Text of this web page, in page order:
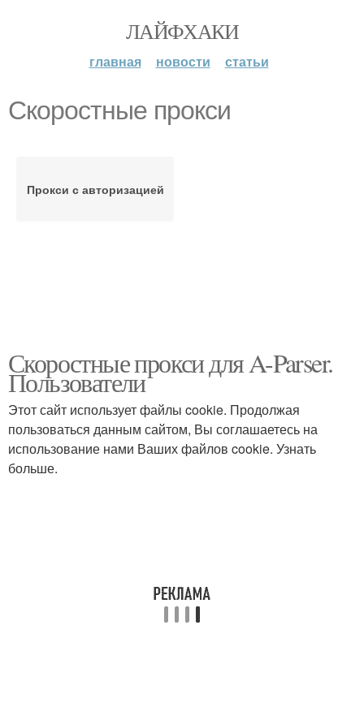
ЛАЙФХАКИ
главная новости статьи
Скоростные прокси
Прокси с авторизацией
Скоростные прокси для A-Parser.
Пользователи
Этот сайт использует файлы cookie. Продолжая
пользоваться данным сайтом, Вы соглашаетесь на
использование нами Ваших файлов cookie. Узнать
больше.